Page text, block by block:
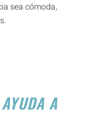
sea cómoda,
A